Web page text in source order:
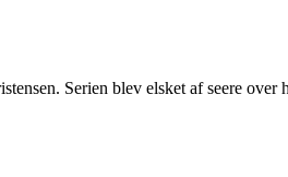
Serien blev elsket af seere over